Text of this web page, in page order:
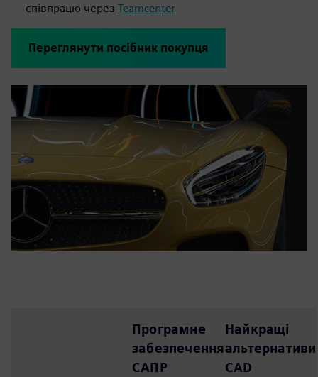
співпрацю через Teamcenter
Переглянути посібник покупця
Програмне
забезпечення
САПР
Найкращі
альтернативи
CAD